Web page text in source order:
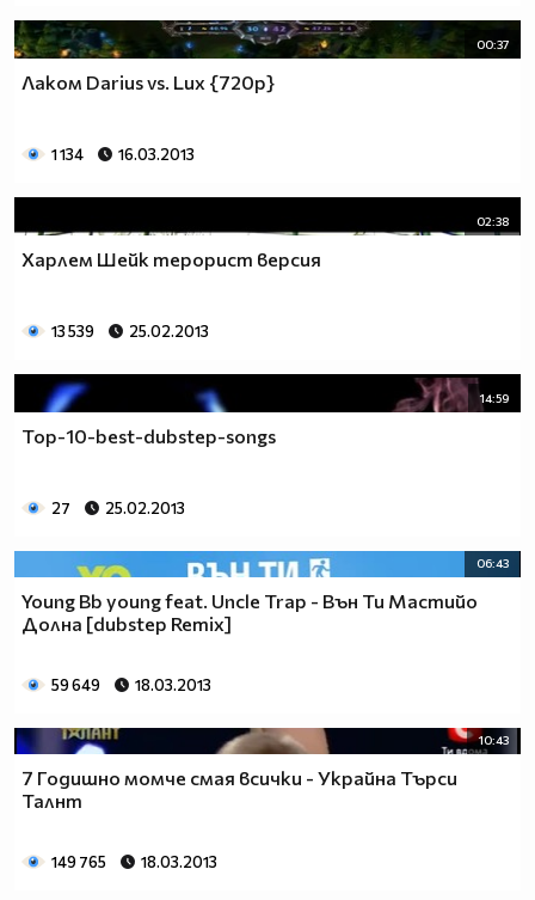
00:37
Лаком Darius vs. Lux {720p}
1 134 16.03.2013
02:38
Харлем Шейк терорист версия
13 539 25.02.2013
14:59
Top-10-best-dubstep-songs
27 25.02.2013
06:43
Young Bb young feat. Uncle Trap - Вън Ти Мастийо
Долна [dubstep Remix]
59 649 18.03.2013
10:43
7 Годишно момче смая всички - Украйна Търси
Талнт
149 765 18.03.2013